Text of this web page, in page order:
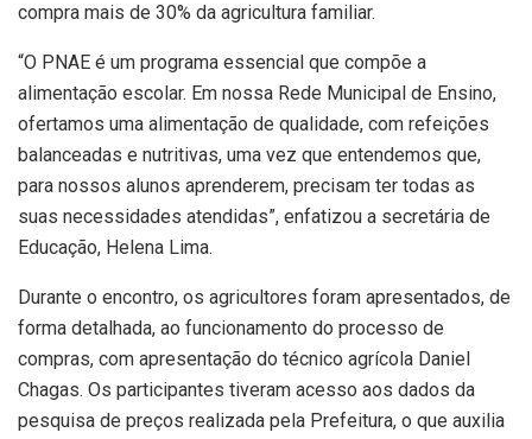
compra mais de 30% da agricultura familiar.
“O PNAE é um programa essencial que compõe a
alimentação escolar. Em nossa Rede Municipal de Ensino,
ofertamos uma alimentação de qualidade, com refeições
balanceadas e nutritivas, uma vez que entendemos que,
para nossos alunos aprenderem, precisam ter todas as
suas necessidades atendidas”, enfatizou a secretária de
Educação, Helena Lima.
Durante o encontro, os agricultores foram apresentados, de
forma detalhada, ao funcionamento do processo de
compras, com apresentação do técnico agrícola Daniel
Chagas. Os participantes tiveram acesso aos dados da
pesquisa de preços realizada pela Prefeitura, o que auxilia